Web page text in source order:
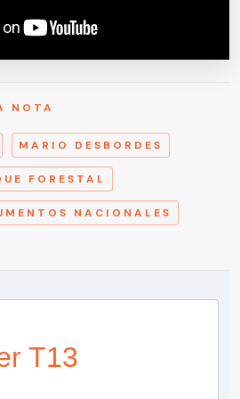
NOTA
MARIO DESBORDES
FORESTAL
NACIONALES
T13